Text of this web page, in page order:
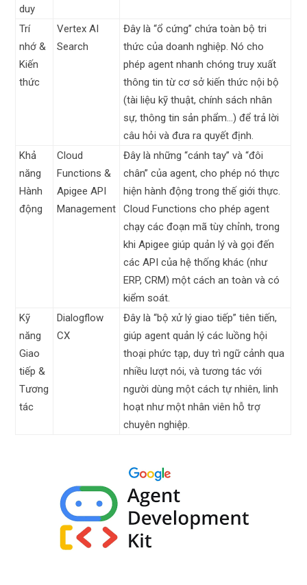
duy
Trí
nhớ &
Kiến
thức
Vertex AI
Search
Đây là “ổ cứng” chứa toàn bộ tri
thức của doanh nghiệp. Nó cho
phép agent nhanh chóng truy xuất
thông tin từ cơ sở kiến thức nội bộ
(tài liệu kỹ thuật, chính sách nhân
sự, thông tin sản phẩm…) để trả lời
câu hỏi và đưa ra quyết định.
Khả
năng
Hành
động
Cloud
Functions &
Apigee API
Management
Đây là những “cánh tay” và “đôi
chân” của agent, cho phép nó thực
hiện hành động trong thế giới thực.
Cloud Functions cho phép agent
chạy các đoạn mã tùy chỉnh, trong
khi Apigee giúp quản lý và gọi đến
các API của hệ thống khác (như
ERP, CRM) một cách an toàn và có
kiểm soát.
Kỹ
năng
Giao
tiếp &
Tương
tác
Dialogflow
CX
Đây là “bộ xử lý giao tiếp” tiên tiến,
giúp agent quản lý các luồng hội
thoại phức tạp, duy trì ngữ cảnh qua
nhiều lượt nói, và tương tác với
người dùng một cách tự nhiên, linh
hoạt như một nhân viên hỗ trợ
chuyên nghiệp.